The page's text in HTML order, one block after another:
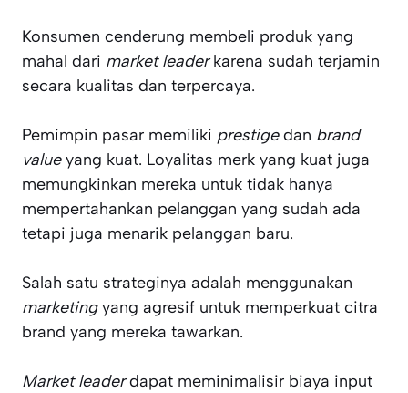
Konsumen cenderung membeli produk yang
mahal dari market leaderkarena sudah terjamin
secara kualitas dan terpercaya.
Pemimpin pasar memiliki prestigedan brand
valueyang kuat. Loyalitas merk yang kuat juga
memungkinkan mereka untuk tidak hanya
mempertahankan pelanggan yang sudah ada
tetapi juga menarik pelanggan baru.
Salah satu strateginya adalah menggunakan
marketingyang agresif untuk memperkuat citra
brand yang mereka tawarkan.
Market leaderdapat meminimalisir biaya input